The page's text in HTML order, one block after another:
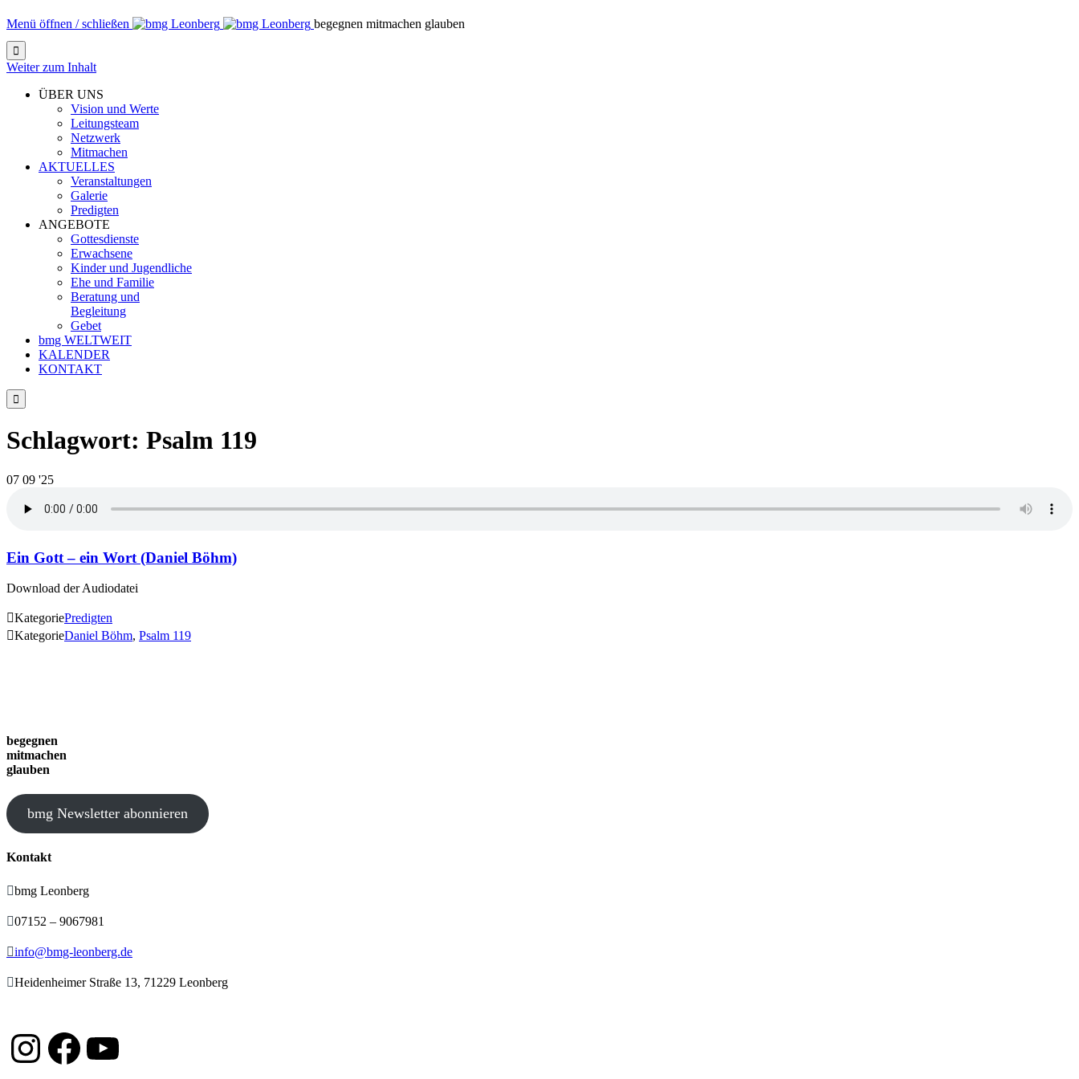
Menü öffnen / schließen begegnen mitmachen glauben

Weiter zum Inhalt
ÜBER UNS
Vision und Werte
Leitungsteam
Netzwerk
Mitmachen
AKTUELLES
Veranstaltungen
Galerie
Predigten
ANGEBOTE
Gottesdienste
Erwachsene
Kinder und Jugendliche
Ehe und Familie
Beratung und
Begleitung
Gebet
bmg WELTWEIT
KALENDER
KONTAKT

Schlagwort: Psalm 119
07 09 '25
Ein Gott – ein Wort (Daniel Böhm)
Download der Audiodatei
KategoriePredigten
KategorieDaniel Böhm, Psalm 119
begegnen
mitmachen
glauben
bmg Newsletter abonnieren
Kontakt
bmg Leonberg
07152 – 9067981
info@bmg-leonberg.de
Heidenheimer Straße 13, 71229 Leonberg
Instagram
Facebook
YouTube